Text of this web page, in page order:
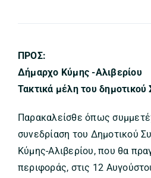
ΠΡΟΣ:
Δήμαρχο Κύμης -Αλιβερίου
Τακτικά μέλη του δημοτικού
Παρακαλείσθε όπως
συνεδρίαση του Δημοτικού
Κύμης-Αλιβερίου, που θα
περιφοράς, στις 12